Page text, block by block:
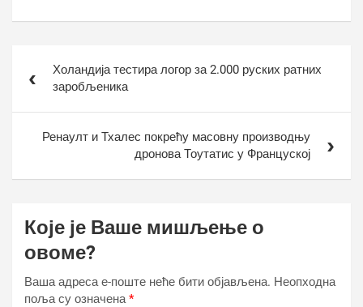
чланкаХоландија тестира логор за 2.000 руских ратних
заробљеника
Ренаулт и Тхалес покрећу масовну производњу
дронова Тоутатис у Француској
Које је Ваше мишљење о
овоме?
Ваша адреса е-поште неће бити објављена. Неопходна
поља су означена*